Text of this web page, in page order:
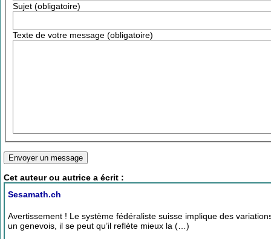
Sujet (obligatoire)
Texte de votre message (obligatoire)
Cet auteur ou autrice a écrit :
Sesamath.ch
Avertissement ! Le système fédéraliste suisse implique des
un genevois, il se peut qu’il reflète mieux la (…)